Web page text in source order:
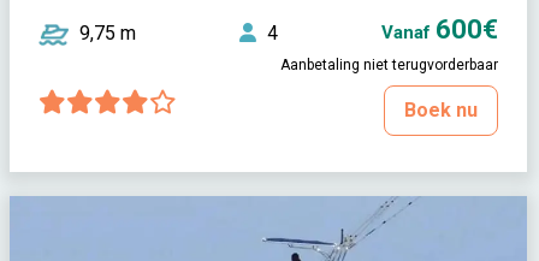
9,75 m 4 Vanaf 600€
Aanbetaling niet terugvorderbaar
Boek nu